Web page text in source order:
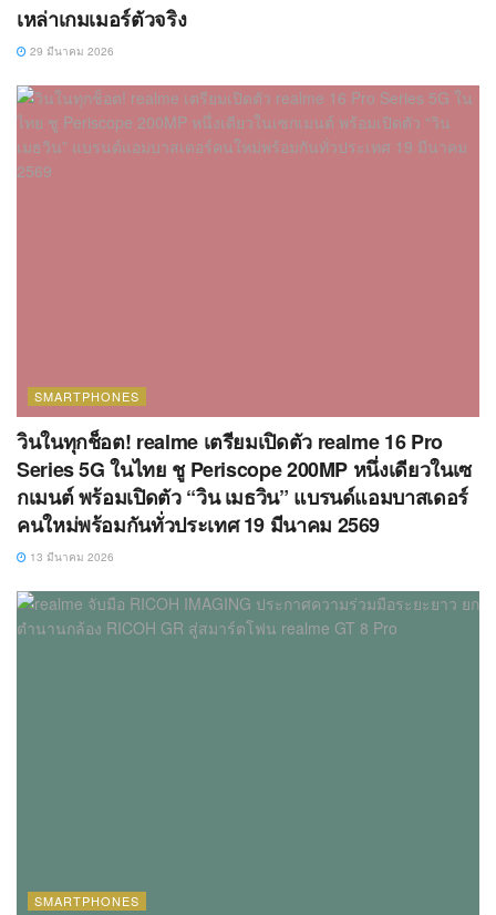
เหล่าเกมเมอร์ตัวจริง
29 มีนาคม 2026
SMARTPHONES
วินในทุกช็อต! realme เตรียมเปิดตัว realme 16 Pro
Series 5G ในไทย ชู Periscope 200MP หนึ่งเดียวในเซ
กเมนต์ พร้อมเปิดตัว “วิน เมธวิน” แบรนด์แอมบาสเดอร์
คนใหม่พร้อมกันทั่วประเทศ 19 มีนาคม 2569
13 มีนาคม 2026
SMARTPHONES